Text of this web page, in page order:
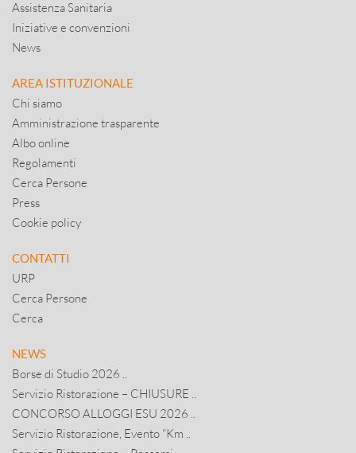
Assistenza Sanitaria
Iniziative e convenzioni
News
AREA ISTITUZIONALE
Chi siamo
Amministrazione trasparente
Albo online
Regolamenti
Cerca Persone
Press
Cookie policy
CONTATTI
URP
Cerca Persone
Cerca
NEWS
Borse di Studio 2026 ..
Servizio Ristorazione – CHIUSURE ..
CONCORSO ALLOGGI ESU 2026 ..
Servizio Ristorazione, Evento “Km ..